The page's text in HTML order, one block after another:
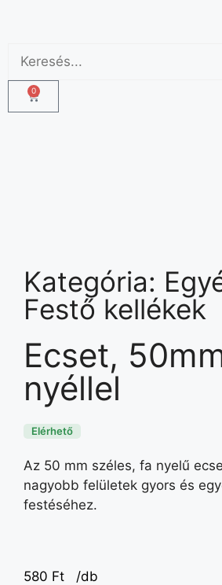
0
Kategória:
Festő kellékek
Ecset,
nyéllel
Elérhető
Az 50 mm széles, fa nyelű
nagyobb felületek gyors és
festéséhez.
580 Ft /db